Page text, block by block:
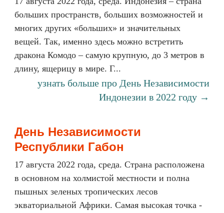
больших пространств, больших возможностей и
многих других «больших» и значительных
вещей. Так, именно здесь можно встретить
дракона Комодо – самую крупную, до 3 метров в
длину, ящерицу в мире. Г...
узнать больше про День Независимости
Индонезии в 2022 году →
День Независимости
Республики Габон
17 августа 2022 года, среда. Страна расположена
в основном на холмистой местности и полна
пышных зеленых тропических лесов
экваториальной Африки. Самая высокая точка -